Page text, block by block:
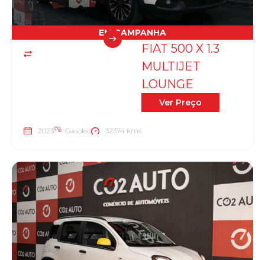
EM CAMPANHA
FIAT 500 X 1.3
MULTIJET
LOUNGE
Ver Preço
2023 Gasóleo 32374 kms